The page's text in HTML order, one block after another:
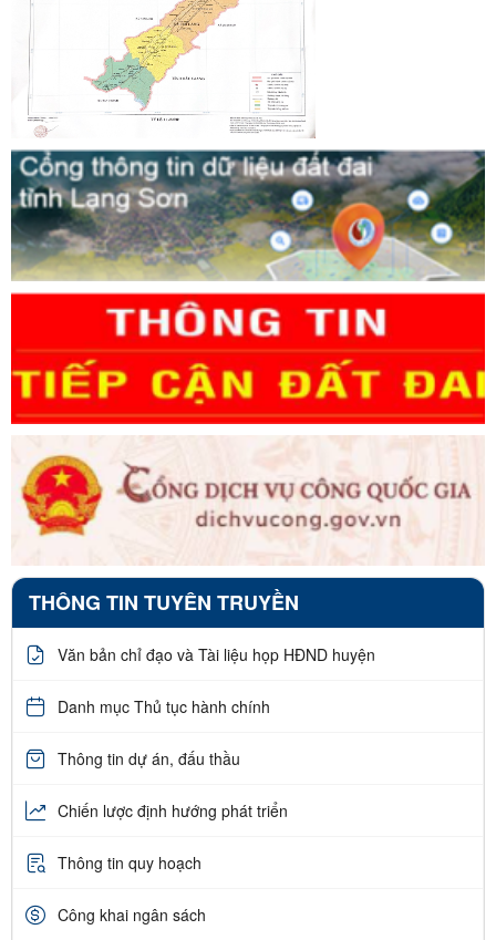
THÔNG TIN TUYÊN TRUYỀN
Văn bản chỉ đạo và Tài liệu họp HĐND huyện
Danh mục Thủ tục hành chính
Thông tin dự án, đấu thầu
Chiến lược định hướng phát triển
Thông tin quy hoạch
Công khai ngân sách